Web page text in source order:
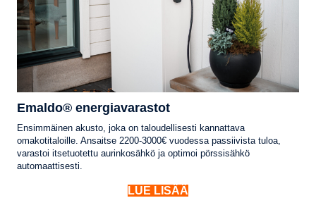
Emaldo® energiavarastot
Ensimmäinen akusto, joka on taloudellisesti kannattava
omakotitaloille. Ansaitse 2200-3000€ vuodessa passiivista tuloa,
varastoi itsetuotettu aurinkosähkö ja optimoi pörssisähkö
automaattisesti.
LUE LISÄÄ